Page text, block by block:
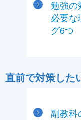
勉強の
必要な
グ6つ
直前で対策した
副教科